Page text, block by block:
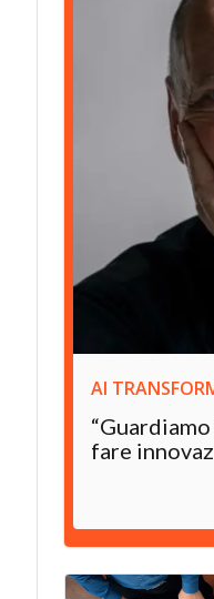
AI
fare